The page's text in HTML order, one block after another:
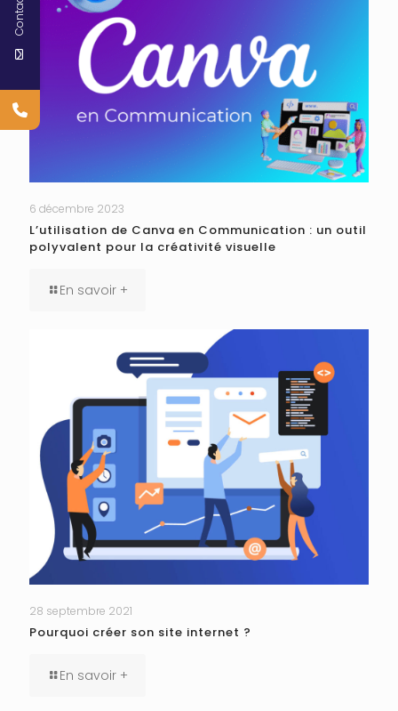
6 décembre 2023
L’utilisation de Canva en Communication : un outil
polyvalent pour la créativité visuelle
En savoir +
28 septembre 2021
Pourquoi créer son site internet ?
En savoir +
Contact